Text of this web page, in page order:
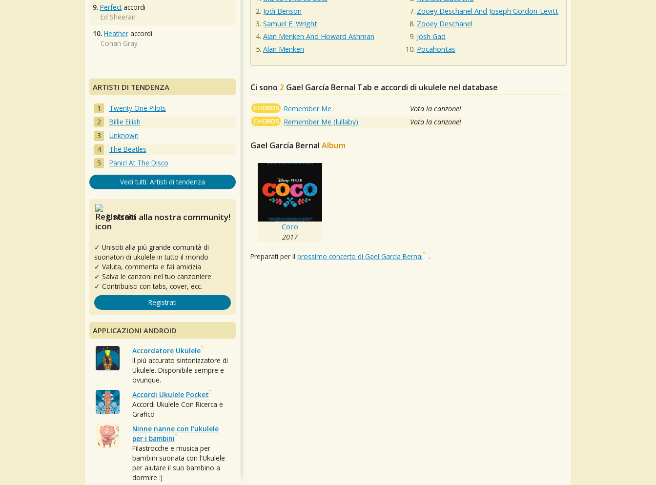
Jodi Benson
Samuel E. Wright
Alan Menken And Howard Ashman
Alan Menken
Zooey Deschanel And Joseph Gordon-Levitt
Zooey Deschanel
Josh Gad
Pocahontas
Ci sono 2 Gael García Bernal Tab e accordi di ukulele nel database
CHORDS Remember Me Vota la canzone!
CHORDS Remember Me (lullaby) Vota la canzone!
Gael García Bernal Album
Coco
2017
Preparati per il prossimo concerto di Gael García Bernal .
9. Perfectaccordi
Ed Sheeran
10. Heather accordi
Conan Gray
ARTISTI DI TENDENZA
Twenty One Pilots
Billie Eilish
Unknown
The Beatles
Panic! At The Disco
Vedi tutti: Artisti di tendenza
Unisciti alla nostra community!
✓ Unisciti alla più grande comunità di
suonatori di ukulele in tutto il mondo
✓ Valuta, commenta e fai amicizia
✓ Salva le canzoni nel tuo canzoniere
✓ Contribuisci con tabs, cover, ecc.
Registrati
APPLICAZIONI ANDROID
Accordatore Ukulele
Il più accurato sintonizzatore di
Ukulele. Disponibile sempre e
ovunque.
Accordi Ukulele Pocket
Accordi Ukulele Con Ricerca e
Grafico
Ninne nanne con l'ukulele
per i bambini
Filastrocche e musica per
bambini suonata con l'Ukulele
per aiutare il suo bambino a
dormire :)